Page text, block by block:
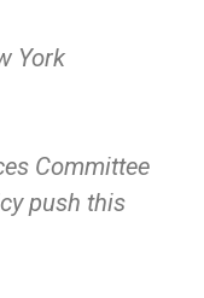
York
Committee
push this